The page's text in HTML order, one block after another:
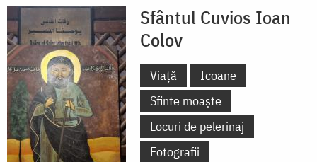
Sfântul Cuvios Ioan
Colov
Viață
Icoane
Sfinte moaște
Locuri de pelerinaj
Fotografii